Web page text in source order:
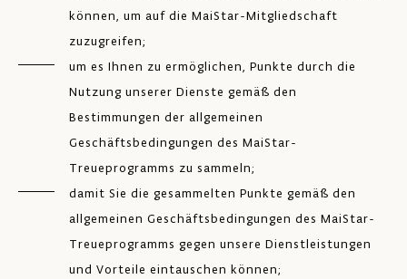
können, um auf die MaiStar-Mitgliedschaft
zuzugreifen;
um es Ihnen zu ermöglichen, Punkte durch die
Nutzung unserer Dienste gemäß den
Bestimmungen der allgemeinen
Geschäftsbedingungen des MaiStar-
Treueprogramms zu sammeln;
damit Sie die gesammelten Punkte gemäß den
allgemeinen Geschäftsbedingungen des MaiStar-
Treueprogramms gegen unsere Dienstleistungen
und Vorteile eintauschen können;